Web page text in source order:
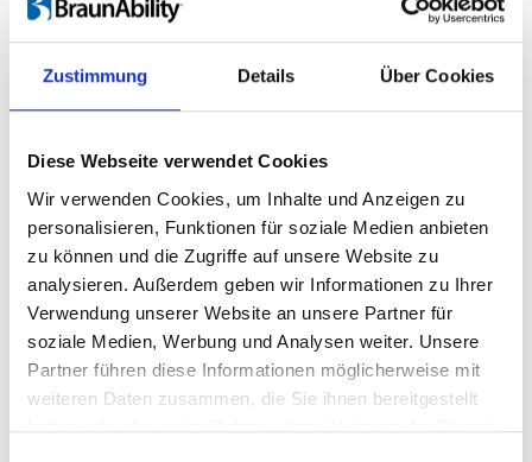
Zustimmung Details Über Cookies
Diese Webseite verwendet Cookies
Wir verwenden Cookies, um Inhalte und Anzeigen zu
personalisieren, Funktionen für soziale Medien anbieten
zu können und die Zugriffe auf unsere Website zu
analysieren. Außerdem geben wir Informationen zu Ihrer
Verwendung unserer Website an unsere Partner für
soziale Medien, Werbung und Analysen weiter. Unsere
Partner führen diese Informationen möglicherweise mit
weiteren Daten zusammen, die Sie ihnen bereitgestellt
haben oder die sie im Rahmen Ihrer Nutzung der Dienste
BEV seat
Ergonomischer Sitz mit niedriger
Einbauhöhe, geeignet zur individuellen
Zubehörs.
Mehr erfahren